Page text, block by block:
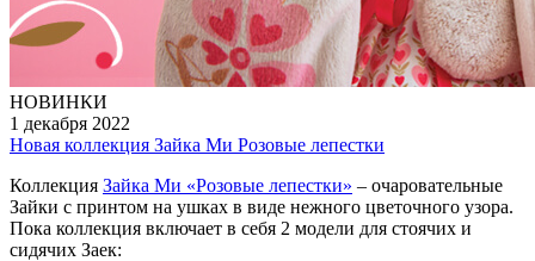
НОВИНКИ
1 декабря 2022
Новая коллекция Зайка Ми Розовые лепестки
Коллекция Зайка Ми «Розовые лепестки» – очаровательные
Зайки с принтом на ушках в виде нежного цветочного узора.
Пока коллекция включает в себя 2 модели для стоячих и
сидячих Заек: